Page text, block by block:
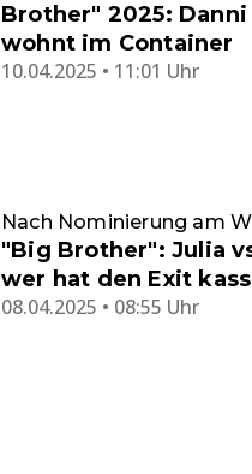
Brother" 2025:
wohnt im Container
10.04.2025 • 11:01 Uhr
Nach Nominierung am
"Big Brother": Julia
wer hat den Exit
08.04.2025 • 08:55 Uhr